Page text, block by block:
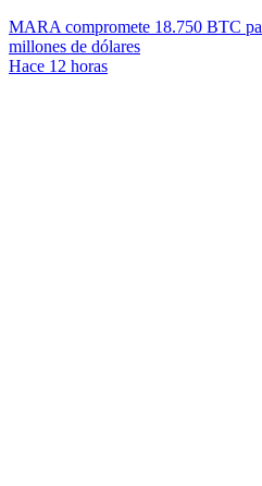
MARA compromete 18.750 BTC
millones de dólares
Hace 12 horas